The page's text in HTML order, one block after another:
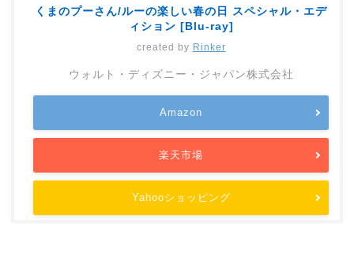
くまのプーさん/ルーの楽しい春の日 スペシャル・エデ
ィション [Blu-ray]
created by Rinker
ウォルト・ディズニー・ジャパン株式会社
Amazon
楽天市場
Yahooショッピング